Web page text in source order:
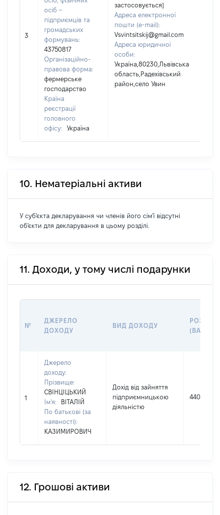
3
осіб –
підприємців та
громадських
формувань:
43750817
Організаційно-
правова форма:
фермерське
господарство
Країна
реєстрації
головного
офісу:
Україна
застосовується]
Адреса електронної
пошти (e-mail):
Vsvintsitskij@gmail.com
Адреса юридичної
особи:
Україна,80230,Львівська
область,Радехівський
район,село Увин
10. Нематеріальні активи
У суб'єкта декларування чи членів його сім'ї відсутні
об'єкти для декларування в цьому розділі.
11. Доходи, у тому числі подарунки
№
ДЖЕРЕЛО
ДОХОДУ
ВИД ДОХОДУ
РОЗМІР
1
Джерело
доходу:
Прізвище:
СВІНЦІЦЬКИЙ
Ім'я:
ВІТАЛІЙ
По батькові (за
наявності):
КАЗИМИРОВИЧ
Дохід від зайняття
підприємницькою
діяльністю
44040
12. Грошові активи